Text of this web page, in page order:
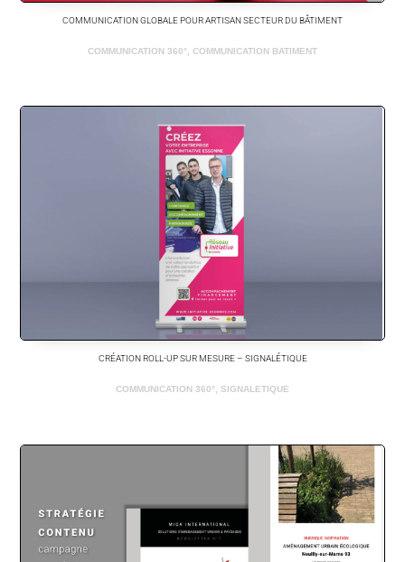
COMMUNICATION GLOBALE POUR ARTISAN SECTEUR DU BÂTIMENT
COMMUNICATION 360° COMMUNICATION BATIMENT
CRÉATION ROLL-UP SUR MESURE – SIGNALÉTIQUE
COMMUNICATION 360°, SIGNALETIQUE